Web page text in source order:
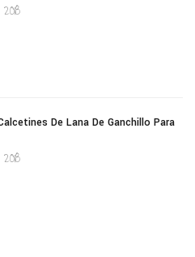
De Lana De Ganchillo Para